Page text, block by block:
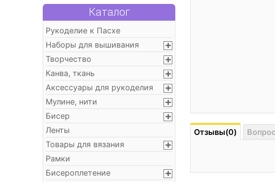
Каталог
Рукоделие к Пасхе
Наборы для вышивания
Творчество
Канва, ткань
Аксессуары для рукоделия
Мулине, нити
Бисер
Ленты
Товары для вязания
Рамки
Бисероплетение
Отзывы(0)